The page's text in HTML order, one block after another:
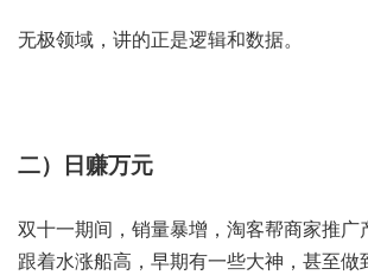
无极领域，讲的正是逻辑和数据。
二）日赚万元
双十一期间，销量暴增，淘客帮商家推广
跟着水涨船高，早期有一些大神，甚至做